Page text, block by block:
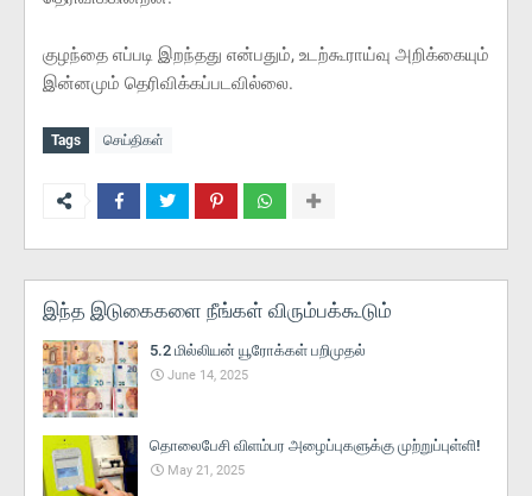
குழந்தை எப்படி இறந்தது என்பதும், உடற்கூராய்வு அறிக்கையும்
இன்னமும் தெரிவிக்கப்படவில்லை.
Tags செய்திகள்
இந்த இடுகைகளை நீங்கள் விரும்பக்கூடும்
5.2 மில்லியன் யூரோக்கள் பறிமுதல்
June 14, 2025
தொலைபேசி விளம்பர அழைப்புகளுக்கு முற்றுப்புள்ளி!
May 21, 2025